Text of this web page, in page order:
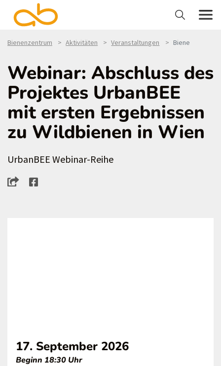
Bienenzentrum Aktivitäten Veranstaltungen Biene
Webinar: Abschluss des
Projektes UrbanBEE
mit ersten Ergebnissen
zu Wildbienen in Wien
UrbanBEE Webinar-Reihe
17. September 2026
Beginn 18:30 Uhr